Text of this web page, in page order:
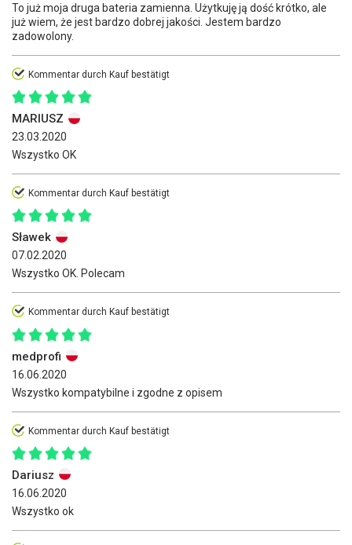
To już moja druga bateria zamienna. Użytkuję ją dość krótko, ale
już wiem, że jest bardzo dobrej jakości. Jestem bardzo
zadowolony.
Kommentar durch Kauf bestätigt
MARIUSZ
23.03.2020
Wszystko OK
Kommentar durch Kauf bestätigt
Sławek
07.02.2020
Wszystko OK. Polecam
Kommentar durch Kauf bestätigt
medprofi
16.06.2020
Wszystko kompatybilne i zgodne z opisem
Kommentar durch Kauf bestätigt
Dariusz
16.06.2020
Wszystko ok